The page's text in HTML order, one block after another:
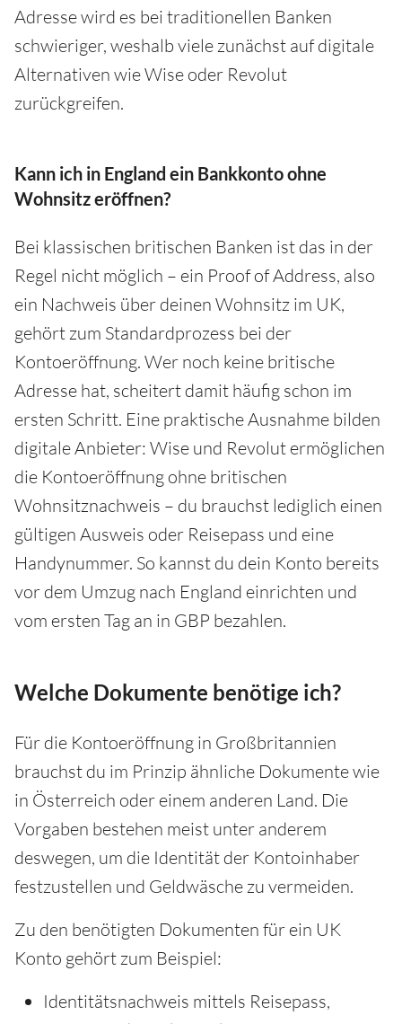
Adresse wird es bei traditionellen Banken
schwieriger, weshalb viele zunächst auf digitale
Alternativen wie Wise oder Revolut
zurückgreifen.
Kann ich in England ein Bankkonto ohne
Wohnsitz eröffnen?
Bei klassischen britischen Banken ist das in der
Regel nicht möglich – ein Proof of Address, also
ein Nachweis über deinen Wohnsitz im UK,
gehört zum Standardprozess bei der
Kontoeröffnung. Wer noch keine britische
Adresse hat, scheitert damit häufig schon im
ersten Schritt. Eine praktische Ausnahme bilden
digitale Anbieter: Wise und Revolut ermöglichen
die Kontoeröffnung ohne britischen
Wohnsitznachweis – du brauchst lediglich einen
gültigen Ausweis oder Reisepass und eine
Handynummer. So kannst du dein Konto bereits
vor dem Umzug nach England einrichten und
vom ersten Tag an in GBP bezahlen.
Welche Dokumente benötige ich?
Für die Kontoeröffnung in Großbritannien
brauchst du im Prinzip ähnliche Dokumente wie
in Österreich oder einem anderen Land. Die
Vorgaben bestehen meist unter anderem
deswegen, um die Identität der Kontoinhaber
festzustellen und Geldwäsche zu vermeiden.
Zu den benötigten Dokumenten für ein UK
Konto gehört zum Beispiel:
Identitätsnachweis mittels Reisepass,